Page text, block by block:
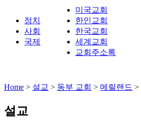
정치
사회
국제
미국교회
한인교회
한국교회
세계교회
교회주소록
Home > 설교 > 동부 교회 > 메릴랜드 >
설교